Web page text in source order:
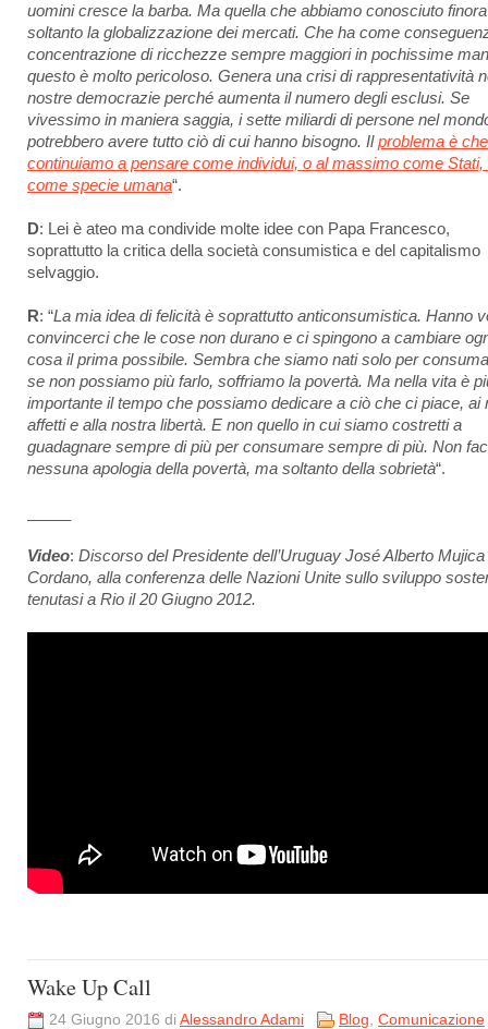
uomini cresce la barba. Ma quella che abbiamo conosciuto
soltanto la globalizzazione dei mercati. Che ha come
concentrazione di ricchezze sempre maggiori in pochissime
questo è molto pericoloso. Genera una crisi di rappresentatività
nostre democrazie perché aumenta il numero degli esclusi. Se
vivessimo in maniera saggia, i sette miliardi di persone nel
potrebbero avere tutto ciò di cui hanno bisogno. Ilproblema è che
continuiamo a pensare come individui, o al massimo come Stati,
come specie umana“.
D: Lei è ateo ma condivide molte idee con Papa Francesco,
soprattutto la critica della società consumistica e del capitalismo
selvaggio.
R: “La mia idea di felicità è soprattutto anticonsumistica. Hanno
convincerci che le cose non durano e ci spingono a cambiare
cosa il prima possibile. Sembra che siamo nati solo per
se non possiamo più farlo, soffriamo la povertà. Ma nella vita è
importante il tempo che possiamo dedicare a ciò che ci piace, ai
affetti e alla nostra libertà. E non quello in cui siamo costretti a
guadagnare sempre di più per consumare sempre di più. Non
nessuna apologia della povertà, ma soltanto della sobrietà“.
Video: Discorso del Presidente dell’Uruguay José Alberto Mujica
Cordano, alla conferenza delle Nazioni Unite sullo sviluppo
tenutasi a Rio il 20 Giugno 2012.
Wake Up Call
24 Giugno 2016 di Alessandro Adami Blog, Comunicazione